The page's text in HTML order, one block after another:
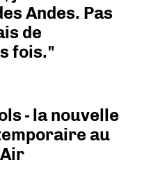
Andes. Pas
de
fois."
- la nouvelle
au